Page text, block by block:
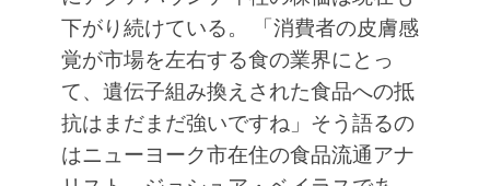
下がり続けている。
「消費者の皮膚感
覚が市場を左右する食の業界にとっ
て、遺伝子組み換えされた食品への抵
抗はまだまだ強いですね」そう語るの
はニューヨーク市在住の食品流通アナ